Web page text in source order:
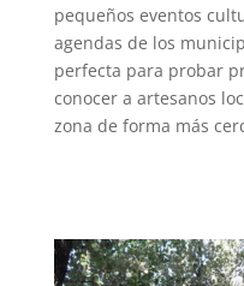
pequeños eventos
agendas de los
perfecta para probar
conocer a artesanos
zona de forma más